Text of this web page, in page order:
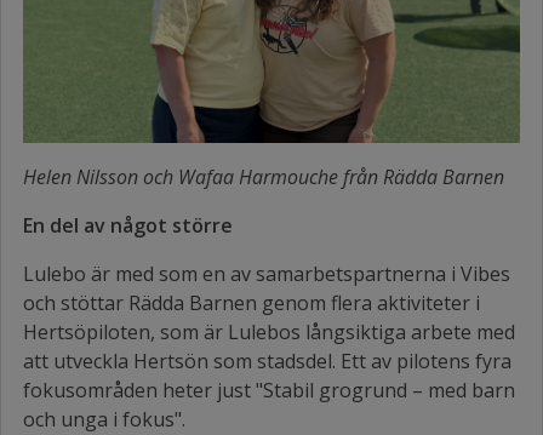
Helen Nilsson och Wafaa Harmouche från Rädda Barnen
En del av något större
Lulebo är med som en av samarbetspartnerna i Vibes
och stöttar Rädda Barnen genom flera aktiviteter i
Hertsöpiloten, som är Lulebos långsiktiga arbete med
att utveckla Hertsön som stadsdel. Ett av pilotens fyra
fokusområden heter just "Stabil grogrund – med barn
och unga i fokus".